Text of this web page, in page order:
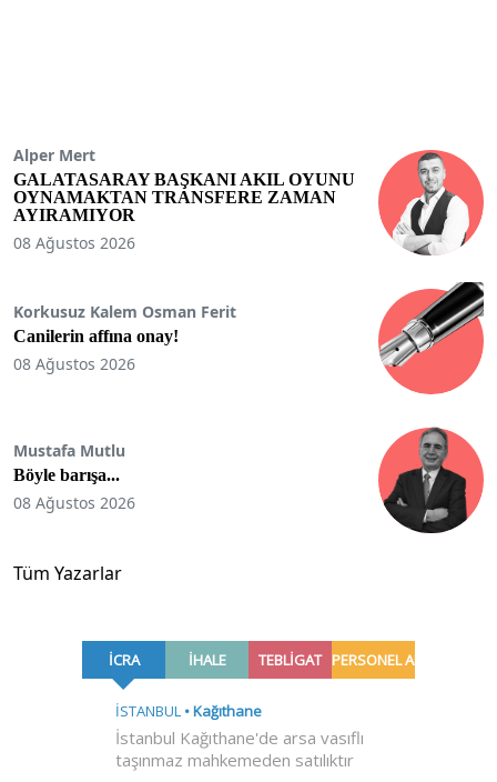
Alper Mert
GALATASARAY BAŞKANI AKIL OYUNU
OYNAMAKTAN TRANSFERE ZAMAN
AYIRAMIYOR
08 Ağustos 2026
Korkusuz Kalem Osman Ferit
Canilerin affına onay!
08 Ağustos 2026
Mustafa Mutlu
Böyle barışa...
08 Ağustos 2026
Tüm Yazarlar